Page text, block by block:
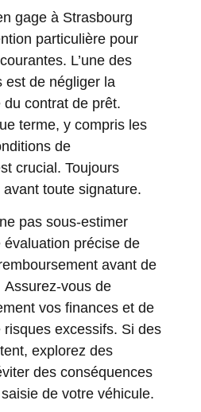
gage à Strasbourg
particulière pour
L’une des
est de négliger la
du contrat de prêt.
terme, y compris les
de
crucial. Toujours
toute signature.
pas sous-estimer
évaluation précise de
avant de
vous de
vos finances et de
excessifs. Si des
explorez des
des conséquences
de votre véhicule.